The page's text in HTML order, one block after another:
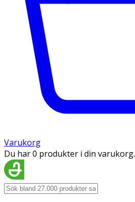
Varukorg
Du har 0 produkter i din varukorg.